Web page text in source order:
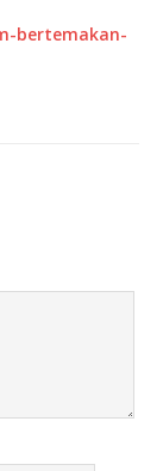
bertemakan-